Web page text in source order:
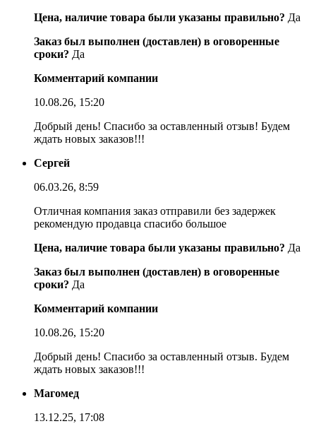
Цена, наличие товара были указаны правильно? Да
Заказ был выполнен (доставлен) в оговоренные
сроки? Да
Комментарий компании
10.08.26, 15:20
Добрый день! Спасибо за оставленный отзыв! Будем
ждать новых заказов!!!
Сергей
06.03.26, 8:59
Отличная компания заказ отправили без задержек
рекомендую продавца спасибо большое
Цена, наличие товара были указаны правильно? Да
Заказ был выполнен (доставлен) в оговоренные
сроки? Да
Комментарий компании
10.08.26, 15:20
Добрый день! Спасибо за оставленный отзыв. Будем
ждать новых заказов!!!
Магомед
13.12.25, 17:08